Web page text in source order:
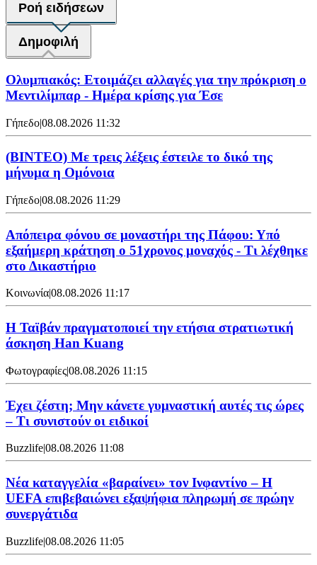
Ροή ειδήσεων
Δημοφιλή
Ολυμπιακός: Ετοιμάζει αλλαγές για την πρόκριση ο
Μεντιλίμπαρ - Ημέρα κρίσης για Έσε
Γήπεδο|08.08.2026 11:32
(ΒΙΝΤΕΟ) Με τρεις λέξεις έστειλε το δικό της
μήνυμα η Ομόνοια
Γήπεδο|08.08.2026 11:29
Απόπειρα φόνου σε μοναστήρι της Πάφου: Υπό
εξαήμερη κράτηση ο 51χρονος μοναχός - Τι λέχθηκε
στο Δικαστήριο
Κοινωνία|08.08.2026 11:17
Η Ταϊβάν πραγματοποιεί την ετήσια στρατιωτική
άσκηση Han Kuang
Φωτογραφίες|08.08.2026 11:15
Έχει ζέστη; Μην κάνετε γυμναστική αυτές τις ώρες
– Τι συνιστούν οι ειδικοί
Buzzlife|08.08.2026 11:08
Νέα καταγγελία «βαραίνει» τον Ινφαντίνο – Η
UEFA επιβεβαιώνει εξαψήφια πληρωμή σε πρώην
συνεργάτιδα
Buzzlife|08.08.2026 11:05